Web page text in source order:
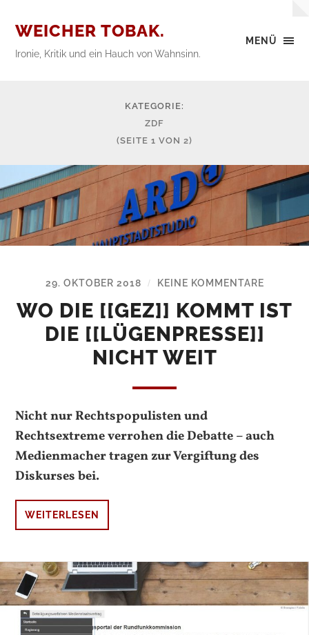
MENÜ
WEICHER TOBAK.
Ironie, Kritik und ein Hauch von Wahnsinn.
KATEGORIE:
ZDF
(SEITE 1 VON 2)
29. OKTOBER 2018 / KEINE KOMMENTARE
WO DIE [[GEZ]] KOMMT IST
DIE [[LÜGENPRESSE]]
NICHT WEIT
Nicht nur Rechtspopulisten und
Rechtsextreme verrohen die Debatte – auch
Medienmacher tragen zur Vergiftung des
Diskurses bei.
WEITERLESEN